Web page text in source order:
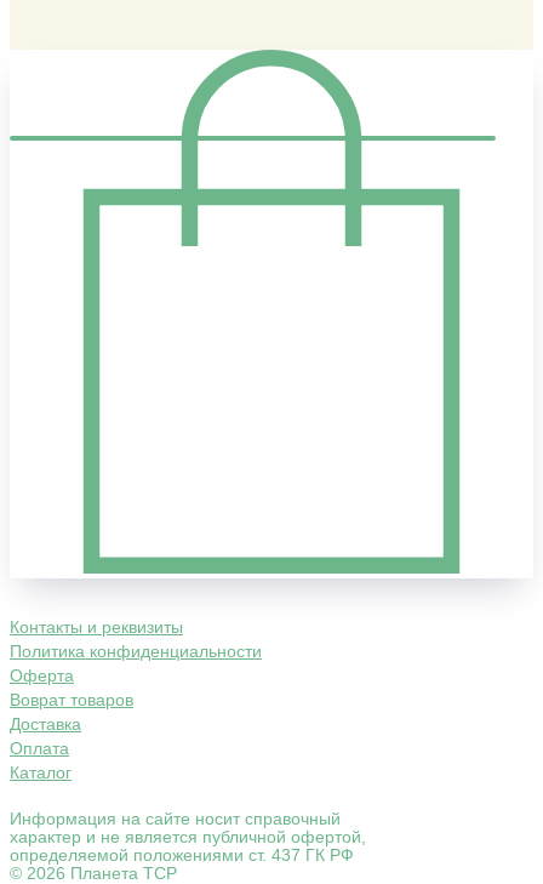
Контакты и реквизиты
Политика конфиденциальности
Оферта
Воврат товаров
Доставка
Оплата
Каталог
Информация на сайте носит справочный
характер и не является публичной офертой,
определяемой положениями ст. 437 ГК РФ
© 2026 Планета ТСР